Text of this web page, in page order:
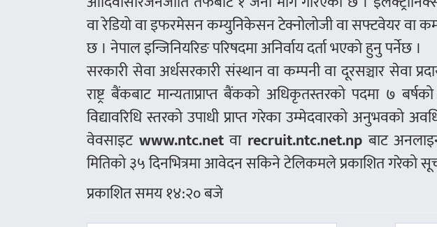
वा रेडियो वा इफरमेसन कम्युनिकेसन टेक्नोलोजी वा सफ्टवेयर वा
छ । नेपाल इन्जिनियरिङ परिषदमा अनिर्वाय दर्ता भएको हुनु पर्नेछ ।
सरकारी सेवा अर्धसरकारी संस्थान वा कम्पनी वा दूरसञ्चार सेवा
राष्ट्र बैंकबाट मान्यताप्राप्त बैंकको अधिकृतस्तरको पदमा ७
विद्यावरिधि स्तरको उपाधी प्राप्त गरेका उम्मेदवारको अनुभवको
वेवसाइट www.ntc.netवाrecruit.ntc.net.np बाट
मितिको ३५ दिनभित्रमा आवेदन सकिने टेलिकमले प्रकाशित गरेको
प्रकाशित समय १४:२० बजे